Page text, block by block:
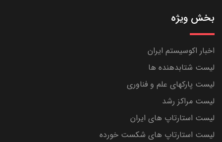
بخش ویژه
اخبار اکوسیستم ایران
لیست شتابدهنده ها
لیست پارکهای علم و فناوری
لیست مراکز رشد
لیست استارتاپ های ایران
لیست استارتاپ های شکست خورده